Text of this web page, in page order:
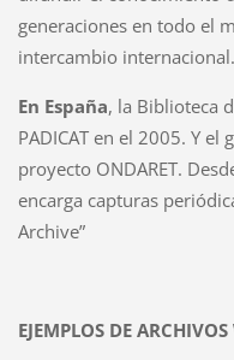
generaciones en todo el
intercambio internacional.
En España, la Biblioteca
PADICAT en el 2005. Y
proyecto ONDARET.
encarga capturas
Archive”
EJEMPLOS DE